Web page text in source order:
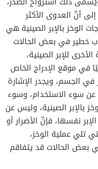
أنّ العدوى الأكثر
الوخز بالإبر الصينية هي
خطير في بعض الحالات
للإبر الصينية،
في موقع الإدراج الخاص
الجسم، ويجدر الإشارة
عن سوء الاستخدام، وسوء
بالإبر الصينية، وليس عن
نفسها، فإنّ الأضرار أو
تلي عملية الوخز،
بعض الحالات قد يتفاقم